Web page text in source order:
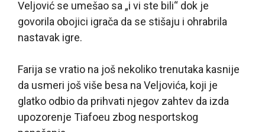
Veljović se umešao sa „i vi ste bili“ dok je
govorila obojici igrača da se stišaju i ohrabrila
nastavak igre.
Farija se vratio na još nekoliko trenutaka kasnije
da usmeri još više besa na Veljovića, koji je
glatko odbio da prihvati njegov zahtev da izda
upozorenje Tiafoeu zbog nesportskog